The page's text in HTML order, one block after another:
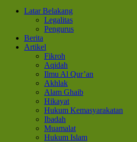
Bumi Al-Quran
Sinergi Untuk Kebahagiaan Dunia-Akhirat
Latar Belakang
Legalitas
Pengurus
Berita
Artikel
Fikroh
Aqidah
Ilmu Al Qur’an
Akhlak
Alam Ghaib
Hikayat
Hukum Kemasyarakatan
Ibadah
Muamalat
Hukum Islam